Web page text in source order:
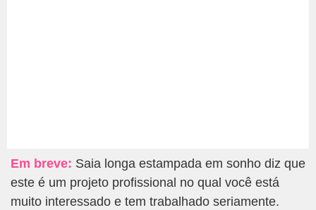
Em breve: Saia longa estampada em sonho diz que
este é um projeto profissional no qual você está
muito interessado e tem trabalhado seriamente.